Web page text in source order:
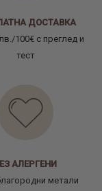
ДОСТАВКА
100€ с преглед и
тест
АЛЕРГЕНИ
метали